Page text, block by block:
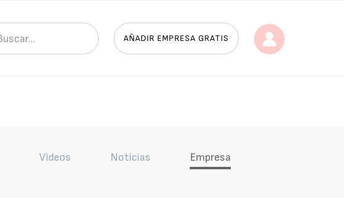
AÑADIR EMPRESA GRATIS
Vídeos Noticias Empresa